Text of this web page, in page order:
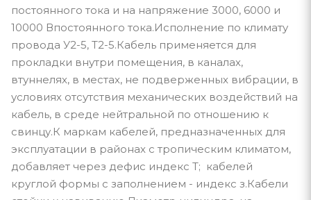
постоянного тока и на напряжение 3000, 6000 и
10000 Впостоянного тока.Исполнение по климату
провода У2-5, Т2-5.Кабель применяется для
прокладки внутри помещения, в каналах,
втуннелях, в местах, не подверженных вибрации, в
условиях отсутствия механических воздействий на
кабель, в среде нейтральной по отношению к
свинцу.К маркам кабелей, предназначенных для
эксплуатации в районах с тропическим климатом,
добавляет через дефис индекс Т; кабелей
круглой формы с заполнением - индекс з.Кабели